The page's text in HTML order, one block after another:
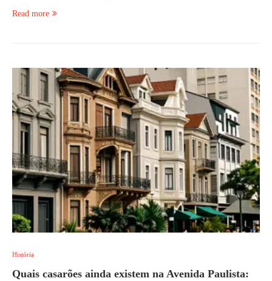
Read more
História
Quais casarões ainda existem na Avenida Paulista: